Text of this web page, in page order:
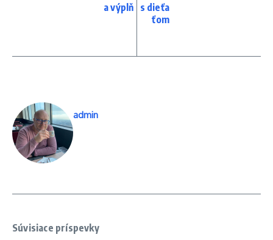
a výplň s dieťa
ťom
admin
Súvisiace príspevky